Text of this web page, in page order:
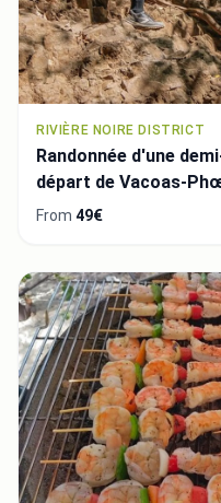
RIVIÈRE NOIRE DISTRICT
Randonnée d'une
départ de Vacoas-
From 49€